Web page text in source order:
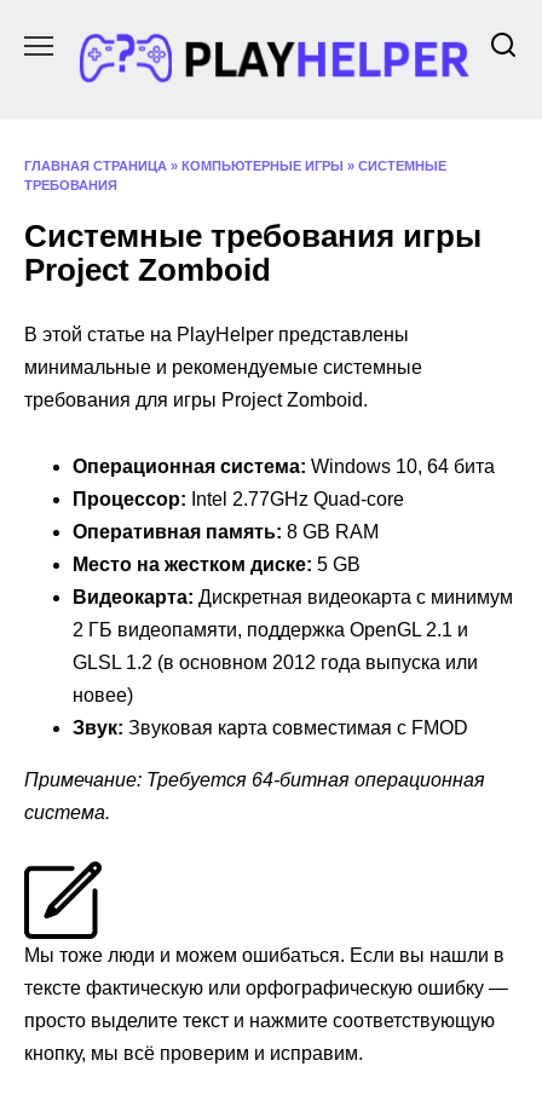
содержанию
ГЛАВНАЯ СТРАНИЦА » КОМПЬЮТЕРНЫЕ ИГРЫ » СИСТЕМНЫЕ
ТРЕБОВАНИЯ
Системные требования игры
Project Zomboid
В этой статье на PlayHelper представлены
минимальные и рекомендуемые системные
требования для игры Project Zomboid.
Операционная система: Windows 10, 64 бита
Процессор: Intel 2.77GHz Quad-core
Оперативная память: 8 GB RAM
Место на жестком диске: 5 GB
Видеокарта: Дискретная видеокарта с минимум
2 ГБ видеопамяти, поддержка OpenGL 2.1 и
GLSL 1.2 (в основном 2012 года выпуска или
новее)
Звук: Звуковая карта совместимая с FMOD
Примечание: Требуется 64-битная операционная
система.
Мы тоже люди и можем ошибаться. Если вы нашли в
тексте фактическую или орфографическую ошибку —
просто выделите текст и нажмите соответствующую
кнопку, мы всё проверим и исправим.